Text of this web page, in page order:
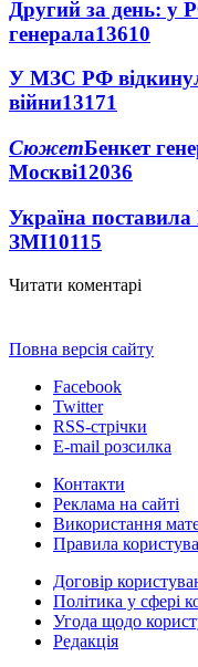
Другий за день: у
генерала13610
У МЗС РФ
війни13171
СюжетБенкет
Москві12036
Україна
ЗМІ10115
Читати коментарі
Повна версія сайту
Facebook
Twitter
RSS-стрічки
E-mail розсилка
Контакти
Реклама на сайті
Використання
Правила
Договір
Політика у сфері
Угода щодо
Редакція